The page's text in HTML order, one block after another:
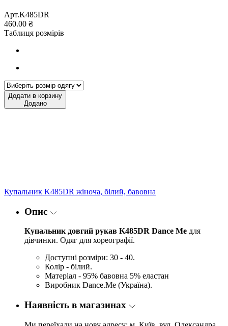
Арт.K485DR
460.00 ₴
Таблиця розмірів
Додати в корзину
Додано
Купальник K485DR жіноча, білий, бавовна
Опис
Купальник довгий рукав K485DR Dance Me для
дівчинки. Одяг для хореографії.
Доступні розміри: 30 - 40.
Колір - білий.
Матеріал - 95% бавовна 5% еластан
Виробник Dance.Me (Україна).
Наявність в магазинах